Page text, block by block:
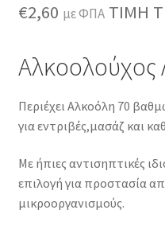
€2,60 με ΦΠΑ ΤΙΜΗ
Αλκοολούχος
Περιέχει Αλκοόλη 70
για εντριβές,μασάζ και
Με ήπιες αντισηπτικές
επιλογή για προστασία
μικροοργανισμούς.